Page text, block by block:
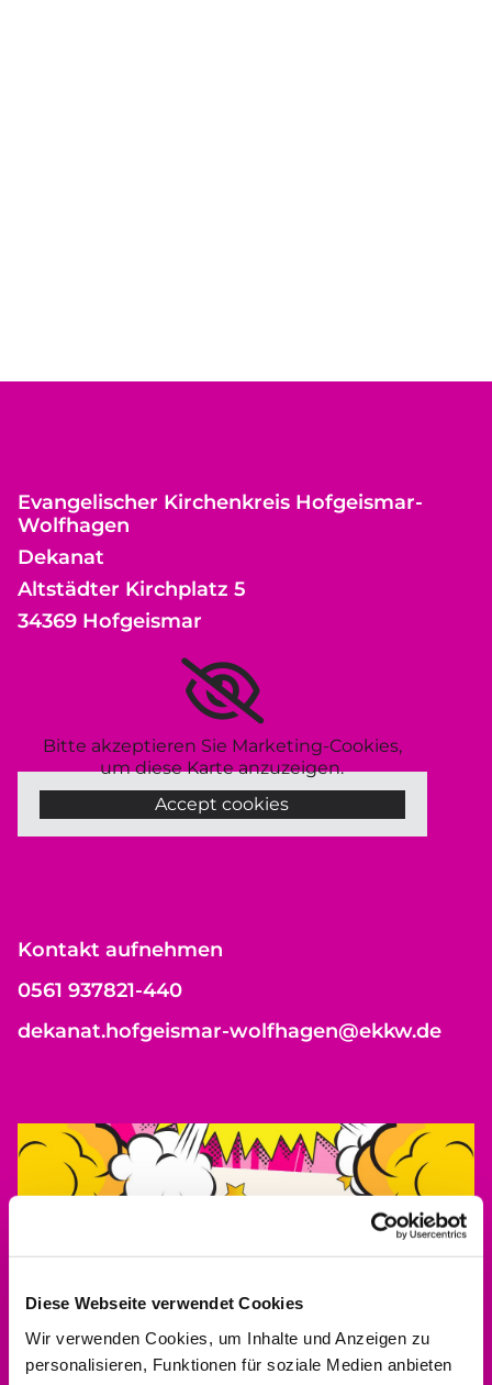
Diese Webseite verwendet Cookies
Wir verwenden Cookies, um Inhalte und Anzeigen zu
personalisieren, Funktionen für soziale Medien anbieten
Evangelischer Kirchenkreis Hofgeismar-
Wolfhagen
Dekanat
Altstädter Kirchplatz 5
34369 Hofgeismar
Bitte akzeptieren Sie Marketing-Cookies,
um diese Karte anzuzeigen.
Accept cookies
Kontakt aufnehmen
0561 937821-440
dekanat.hofgeismar-wolfhagen@ekkw.de